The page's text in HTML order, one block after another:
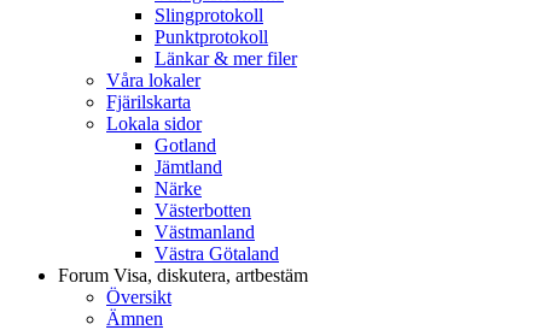
Slingprotokoll
Punktprotokoll
Länkar & mer filer
Våra lokaler
Fjärilskarta
Lokala sidor
Gotland
Jämtland
Närke
Västerbotten
Västmanland
Västra Götaland
Forum Visa, diskutera, artbestäm
Översikt
Ämnen